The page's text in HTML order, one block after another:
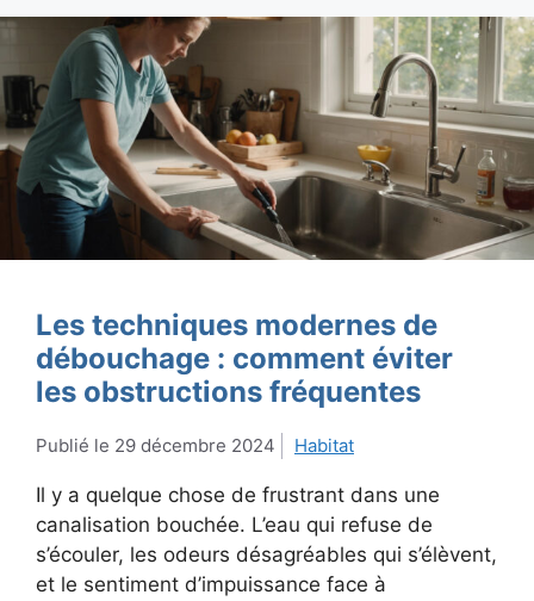
Les techniques modernes de
débouchage : comment éviter
les obstructions fréquentes
29 décembre 2024 Habitat
Il y a quelque chose de frustrant dans une
canalisation bouchée. L’eau qui refuse de
s’écouler, les odeurs désagréables qui s’élèvent,
et le sentiment d’impuissance face à